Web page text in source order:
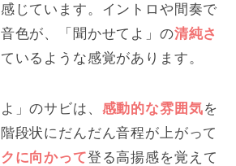
じています。イントロや間奏で
色が、「聞かせてよ」の清純さ
いるような感覚があります。
」のサビは、 感動的な雰囲気を
段状にだんだん音程が上がって
に向かって登る高揚感を覚えて